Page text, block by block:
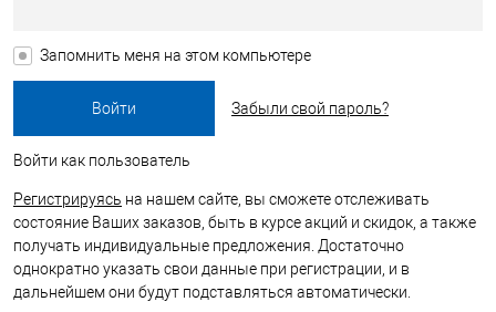
Запомнить меня на этом компьютере
Забыли свой пароль?
Войти как пользователь
Регистрируясь на нашем сайте, вы сможете отслеживать
состояние Ваших заказов, быть в курсе акций и скидок, а также
получать индивидуальные предложения. Достаточно
однократно указать свои данные при регистрации, и в
дальнейшем они будут подставляться автоматически.